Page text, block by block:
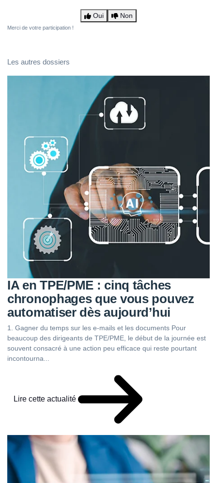
Oui Non
Merci de votre participation !
Les autres dossiers
IA en TPE/PME : cinq tâches
chronophages que vous pouvez
automatiser dès aujourd’hui
1. Gagner du temps sur les e-mails et les documents Pour
beaucoup des dirigeants de TPE/PME, le début de la journée est
souvent consacré à une action peu efficace qui reste pourtant
incontourna...
Lire cette actualité